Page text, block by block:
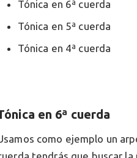
Tónica en 6ª cuerda
Tónica en 5ª cuerda
Tónica en 4ª cuerda
en 6ª cuerda
como ejemplo un